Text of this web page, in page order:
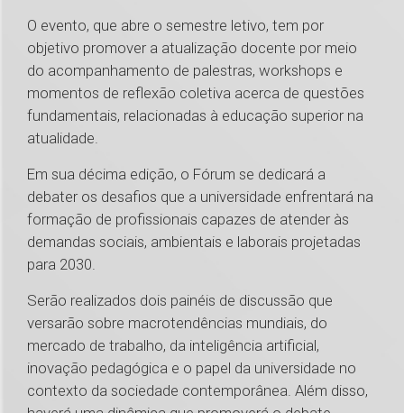
O evento, que abre o semestre letivo, tem por
objetivo promover a atualização docente por meio
do acompanhamento de palestras, workshops e
momentos de reflexão coletiva acerca de questões
fundamentais, relacionadas à educação superior na
atualidade.
Em sua décima edição, o Fórum se dedicará a
debater os desafios que a universidade enfrentará na
formação de profissionais capazes de atender às
demandas sociais, ambientais e laborais projetadas
para 2030.
Serão realizados dois painéis de discussão que
versarão sobre macrotendências mundiais, do
mercado de trabalho, da inteligência artificial,
inovação pedagógica e o papel da universidade no
contexto da sociedade contemporânea. Além disso,